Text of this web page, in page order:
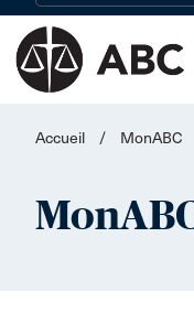
Accueil / MonABC